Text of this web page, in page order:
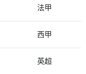
法甲
西甲
英超